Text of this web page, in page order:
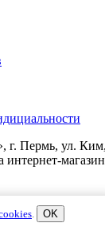
г. Пермь, ул.
. OK